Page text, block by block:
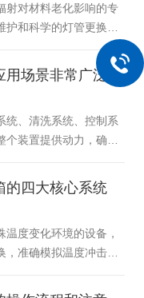
宽温度范围：设备通常
催化剂测试的需求。3.
射对材料老化影响的专
和科学的灯管更换。
项三个方面提供详细指
：定期清理试验箱内壁
反射效果。灯管表面：
污渍（注意在灯管冷却
通过内置传感器或第三
试标准（如UVA-340灯
场景非常广泛
统、清洗系统、控制系
装置提供动力，确保
输出。清洗系统是装
注入装置、机械清洗
管道内，实现高压水流
洗剂的注入量和注入
件则根据管道的实际情
的四大核心系统
度变化环境的设备，
准确模拟温度冲击的
低温等特殊的环境条